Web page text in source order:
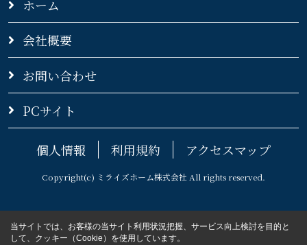
ホーム
会社概要
お問い合わせ
PCサイト
個人情報 利用規約 アクセスマップ
Copyright(c) ミライズホーム株式会社 All rights reserved.
当サイトでは、お客様の当サイト利用状況把握、サービス向上検討を目的と
して、クッキー（Cookie）を使用しています。